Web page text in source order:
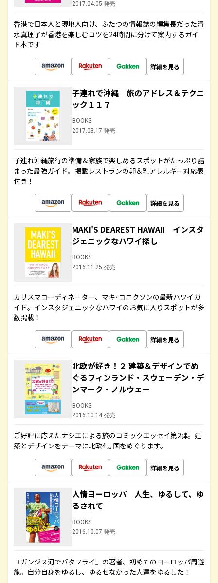
2017.04.05 発売
香港で日本人と現地人向け、ふたつの情報誌の編集長だった清
水真理子が香港を楽しむコツを24時間に分けて案内するガイ
ド本です
詳細を見る
子連れで沖縄 旅のアドレス＆テクニ
ック１１７
BOOKS
2017.03.17 発売
子連れ沖縄旅行の準備＆家族で楽しめるスポットがたっぷり詰
まった最強ガイド。掲載レストランの卵＆乳アレルギー対応表
付き！
詳細を見る
MAKI'S DEAREST HAWAII インスタ
ジェニックなハワイ探し
BOOKS
2016.11.25 発売
カリスマコーディネーター、マキ･コニクソンの最新ハワイガ
イド。インスタジェニックなハワイのお気に入りスポットが多
数掲載！
詳細を見る
北欧が好き！２ 建築＆デザインでめ
ぐるフィンランド・スウェーデン・デ
ンマーク・ノルウェー
BOOKS
2016.10.14 発売
ご好評に応えたナシエによる旅のコミックエッセイ第2弾。建
築とデザインをテーマに北欧4ヵ国をめぐります。
詳細を見る
人情ヨーロッパ 人生、ゆるして、ゆ
るされて
BOOKS
2016.10.07 発売
『ガンジス河でバタフライ』の著者、初めてのヨーロッパ周遊
旅。自分自身をゆるし、ゆるせなかった人達をゆるした！